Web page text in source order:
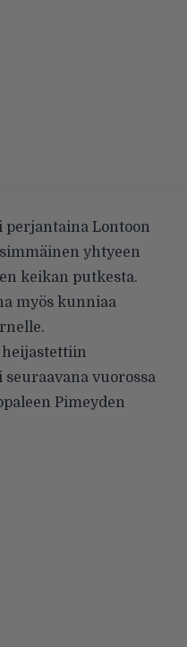
perjantaina Lontoon
yhtyeen
keikan putkesta.
myös kunniaa
heijastettiin
vuorossa
Pimeyden